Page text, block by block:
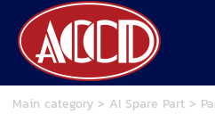
Main category> AI Spare Part>